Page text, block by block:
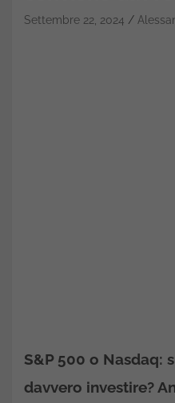
Settembre 22, 2024
S&P 500 o Nasdaq:
davvero investire?